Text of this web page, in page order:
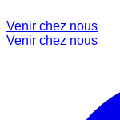
Venir chez nous
Venir chez nous